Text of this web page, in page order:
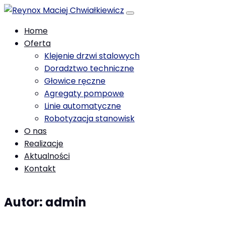
Home
Oferta
Klejenie drzwi stalowych
Doradztwo techniczne
Głowice ręczne
Agregaty pompowe
Linie automatyczne
Robotyzacja stanowisk
O nas
Realizacje
Aktualności
Kontakt
Autor: admin